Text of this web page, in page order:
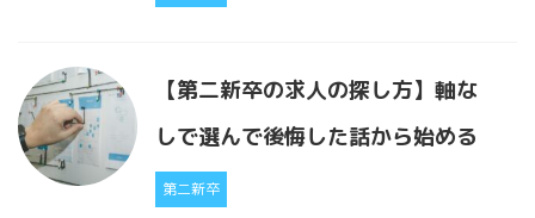
【第二新卒の求人の探し方】軸な
しで選んで後悔した話から始める
第二新卒